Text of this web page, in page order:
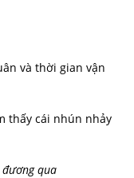
và thời gian vận
thấy cái nhún nhảy
qua